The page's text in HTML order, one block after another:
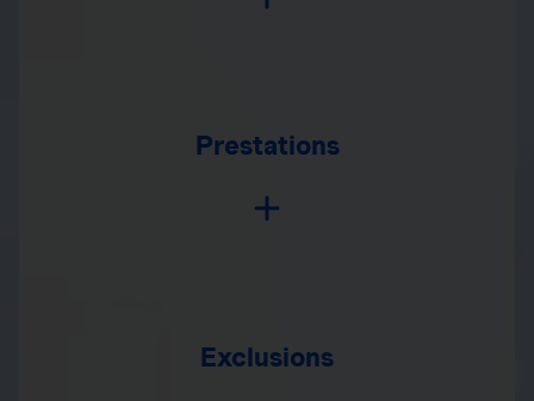
Prestations
Exclusions